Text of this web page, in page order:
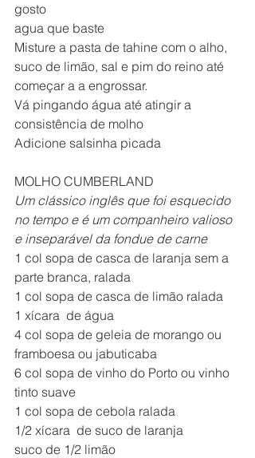
gosto
agua que baste
Misture a pasta de tahine com o alho,
suco de limão, sal e pim do reino até
começar a a engrossar.
Vá pingando água até atingir a
consistência de molho
Adicione salsinha picada
MOLHO CUMBERLAND
Um clássico inglês que foi esquecido
no tempo e é um companheiro valioso
e inseparável da fondue de carne
1 col sopa de casca de laranja sem a
parte branca, ralada
1 col sopa de casca de limão ralada
1 xícara  de água
4 col sopa de geleia de morango ou
framboesa ou jabuticaba
6 col sopa de vinho do Porto ou vinho
tinto suave
1 col sopa de cebola ralada
1/2 xícara  de suco de laranja
suco de 1/2 limão